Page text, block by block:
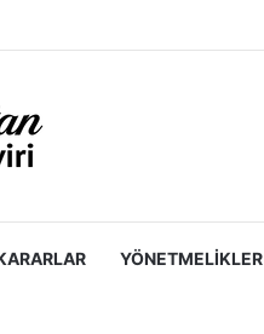
YÖNETMELIKLER